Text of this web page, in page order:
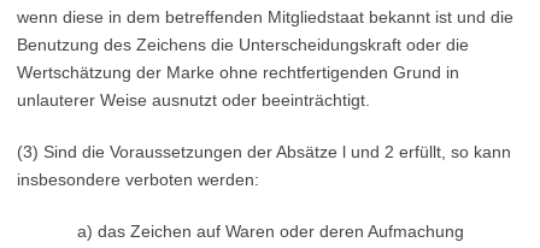
wenn diese in dem betreffenden Mitgliedstaat bekannt ist und die
Benutzung des Zeichens die Unterscheidungskraft oder die
Wertschätzung der Marke ohne rechtfertigenden Grund in
unlauterer Weise ausnutzt oder beeinträchtigt.
(3) Sind die Voraussetzungen der Absätze l und 2 erfüllt, so kann
insbesondere verboten werden:
a) das Zeichen auf Waren oder deren Aufmachung